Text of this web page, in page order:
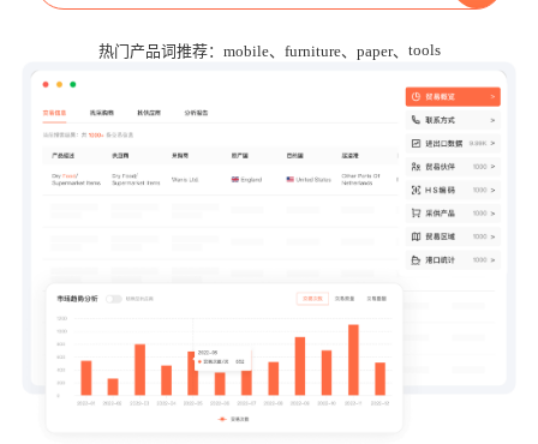
热门产品词推荐： mobile、 furniture、 paper、 tools